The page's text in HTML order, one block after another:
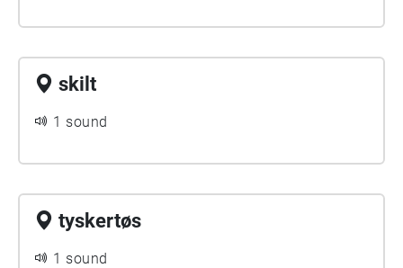
skilt
1 sound
tyskertøs
1 sound